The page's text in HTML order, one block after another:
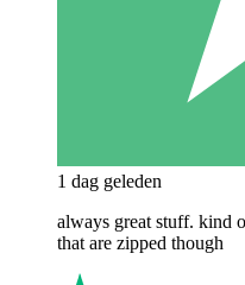
1 dag geleden
always great stuff. kind
that are zipped though